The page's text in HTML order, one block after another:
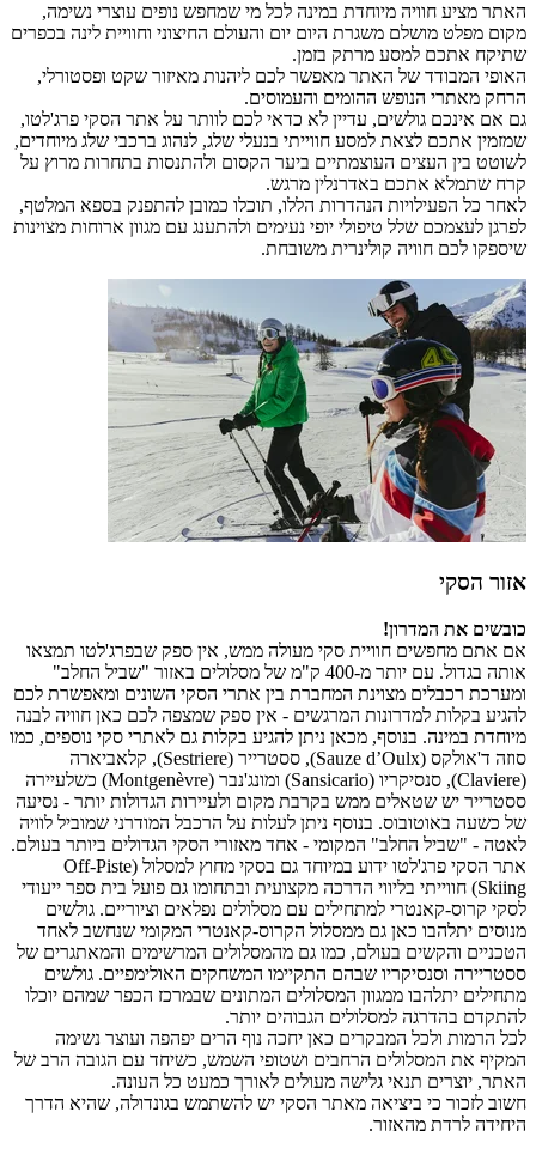
האתר מציע חוויה מיוחדת במינה לכל מי שמחפש נופים עוצרי נשימה,
מקום מפלט מושלם משגרת היום יום והעולם החיצוני וחוויית לינה בכפרים
שתיקח אתכם למסע מרתק בזמן.
האופי המבודד של האתר מאפשר לכם ליהנות מאיזור שקט ופסטורלי,
הרחק מאתרי הנופש ההומים והעמוסים.
גם אם אינכם גולשים, עדיין לא כדאי לכם לוותר על אתר הסקי פרג'לטו,
שמזמין אתכם לצאת למסע חווייתי בנעלי שלג, לנהוג ברכבי שלג מיוחדים,
לשוטט בין העצים העוצמתיים ביער הקסום ולהתנסות בתחרות מרוץ על
קרח שתמלא אתכם באדרנלין מרגש.
לאחר כל הפעילויות הנהדרות הללו, תוכלו כמובן להתפנק בספא המלטף,
לפרגן לעצמכם שלל טיפולי יופי נעימים ולהתענג עם מגוון ארוחות מצוינות
שיספקו לכם חוויה קולינרית משובחת.
אזור הסקי
כובשים את המדרון!
אם אתם מחפשים חוויית סקי מעולה ממש, אין ספק שבפרג'לטו תמצאו
אותה בגדול. עם יותר מ-400 ק"מ של מסלולים באזור "שביל החלב"
ומערכת רכבלים מצוינת המחברת בין אתרי הסקי השונים ומאפשרת לכם
להגיע בקלות למדרונות המרגשים - אין ספק שמצפה לכם כאן חוויה לבנה
מיוחדת במינה. בנוסף, מכאן ניתן להגיע בקלות גם לאתרי סקי נוספים, כמו
סוזה ד'אולקס (Sauze d’Oulx), ססטרייר (Sestriere), קלאביארה
(Claviere), סנסיקריו (Sansicario) ומונג'נבר (Montgenèvre) כשלעיירה
ססטרייר יש שטאלים ממש בקרבת מקום ולעיירות הגדולות יותר - נסיעה
של כשעה באוטובוס. בנוסף ניתן לעלות על הרכבל המודרני שמוביל לוויה
לאטה - "שביל החלב" המקומי - אחד מאזורי הסקי הגדולים ביותר בעולם.
אתר הסקי פרג'לטו ידוע במיוחד גם בסקי מחוץ למסלול (Off-Piste
Skiing) חווייתי בליווי הדרכה מקצועית ובתחומו גם פועל בית ספר ייעודי
לסקי קרוס-קאנטרי למתחילים עם מסלולים נפלאים וציוריים. גולשים
מנוסים יתלהבו כאן גם ממסלול הקרוס-קאנטרי המקומי שנחשב לאחד
הטכניים והקשים בעולם, כמו גם מהמסלולים המרשימים והמאתגרים של
ססטריירה וסנסיקריו שבהם התקיימו המשחקים האולימפיים. גולשים
מתחילים יתלהבו ממגוון המסלולים המתונים שבמרכז הכפר שמהם יוכלו
להתקדם בהדרגה למסלולים הגבוהים יותר.
לכל הרמות ולכל המבקרים כאן יחכה נוף הרים יפהפה ועוצר נשימה
המקיף את המסלולים הרחבים ושטופי השמש, כשיחד עם הגובה הרב של
האתר, יוצרים תנאי גלישה מעולים לאורך כמעט כל העונה.
חשוב לזכור כי ביציאה מאתר הסקי יש להשתמש בגונדולה, שהיא הדרך
היחידה לרדת מהאזור.